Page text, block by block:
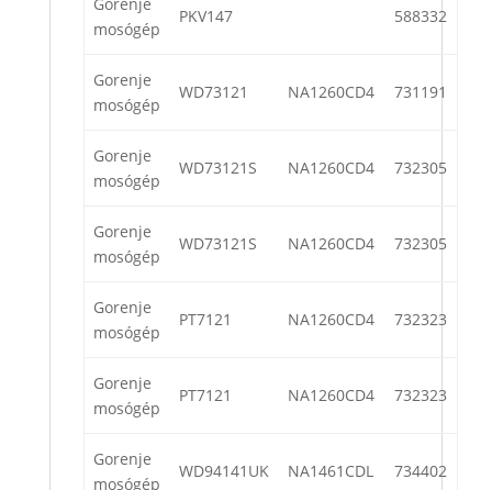
Gorenje
mosógép
PKV147 588332
Gorenje
mosógép
WD73121 NA1260CD4 731191
Gorenje
mosógép
WD73121S NA1260CD4 732305
Gorenje
mosógép
WD73121S NA1260CD4 732305
Gorenje
mosógép
PT7121 NA1260CD4 732323
Gorenje
mosógép
PT7121 NA1260CD4 732323
Gorenje
mosógép
WD94141UK NA1461CDL 734402